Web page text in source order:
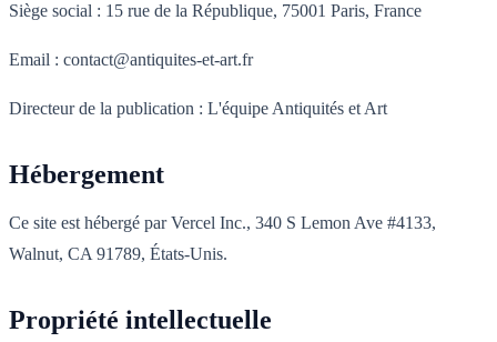
Siège social : 15 rue de la République, 75001 Paris, France
Email : contact@antiquites-et-art.fr
Directeur de la publication : L'équipe Antiquités et Art
Hébergement
Ce site est hébergé par Vercel Inc., 340 S Lemon Ave #4133,
Walnut, CA 91789, États-Unis.
Propriété intellectuelle